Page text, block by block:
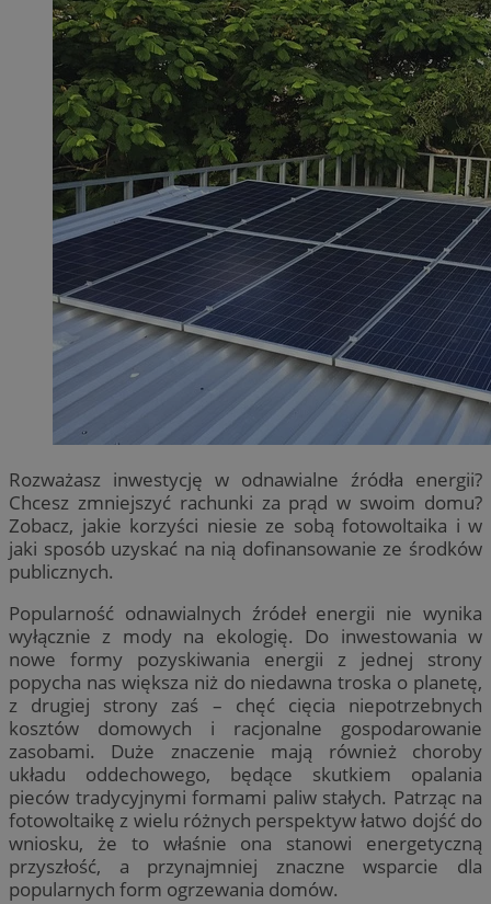
Rozważasz inwestycję w odnawialne źródła energii?
Chcesz zmniejszyć rachunki za prąd w swoim domu?
Zobacz, jakie korzyści niesie ze sobą fotowoltaika i w
jaki sposób uzyskać na nią dofinansowanie ze środków
publicznych.
Popularność odnawialnych źródeł energii nie wynika
wyłącznie z mody na ekologię. Do inwestowania w
nowe formy pozyskiwania energii z jednej strony
popycha nas większa niż do niedawna troska o planetę,
z drugiej strony zaś – chęć cięcia niepotrzebnych
kosztów domowych i racjonalne gospodarowanie
zasobami. Duże znaczenie mają również choroby
układu oddechowego, będące skutkiem opalania
pieców tradycyjnymi formami paliw stałych. Patrząc na
fotowoltaikę z wielu różnych perspektyw łatwo dojść do
wniosku, że to właśnie ona stanowi energetyczną
przyszłość, a przynajmniej znaczne wsparcie dla
popularnych form ogrzewania domów.